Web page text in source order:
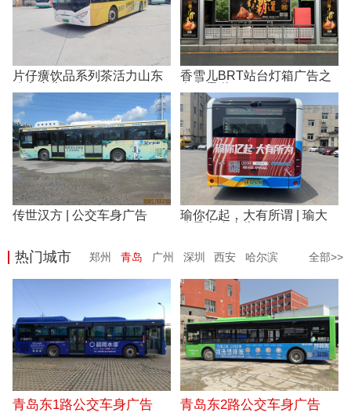
片仔癀饮品系列茶活力山东
香雪儿BRT站台灯箱广告之
传世汉方 | 公交车身广告
瑜你亿起，大有所谓 | 瑜大
热门城市 全部>>
郑州 青岛 广州 深圳 西安
哈尔滨
青岛东1路公交车身广告 青岛东2路公交车身广告